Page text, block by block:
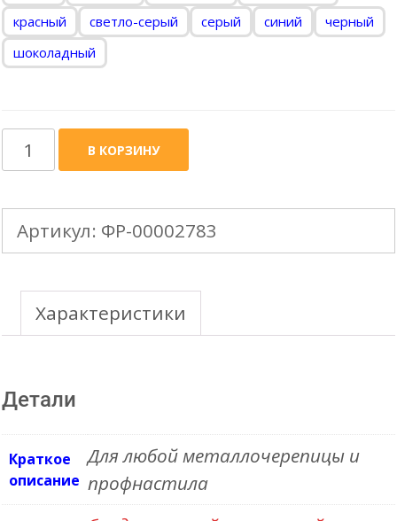
красный
светло-серый серый синий
черный
шоколадный
Количество
товара
VILPE
проходной
PELTI
В КОРЗИНУ
Артикул: ФР-00002783
Характеристики
Детали
Краткое
описание
Для любой металлочерепицы и
профнастила